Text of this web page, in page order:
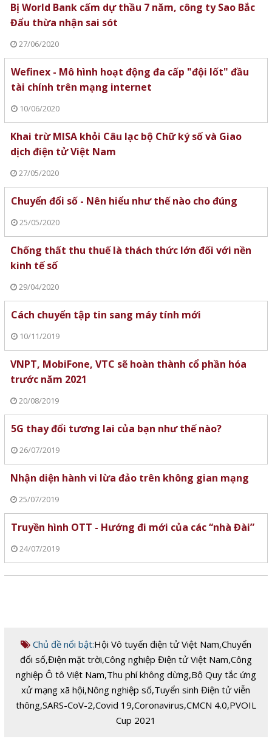
Bị World Bank cấm dự thầu 7 năm, công ty Sao Bắc
Đẩu thừa nhận sai sót
27/06/2020
Wefinex - Mô hình hoạt động đa cấp "đội lốt" đầu
tài chính trên mạng internet
10/06/2020
Khai trừ MISA khỏi Câu lạc bộ Chữ ký số và Giao
dịch điện tử Việt Nam
27/05/2020
Chuyển đổi số - Nên hiểu như thế nào cho đúng
25/05/2020
Chống thất thu thuế là thách thức lớn đối với nền
kinh tế số
29/04/2020
Cách chuyển tập tin sang máy tính mới
10/11/2019
VNPT, MobiFone, VTC sẽ hoàn thành cổ phần hóa
trước năm 2021
20/08/2019
5G thay đổi tương lai của bạn như thế nào?
26/07/2019
Nhận diện hành vi lừa đảo trên không gian mạng
25/07/2019
Truyền hình OTT - Hướng đi mới của các “nhà Đài”
24/07/2019
Chủ đề nổi bật:Hội Vô tuyến điện tử Việt Nam,Chuyển
đổi số,Điện mặt trời,Công nghiệp Điện tử Việt Nam,Công
nghiệp Ô tô Việt Nam,Thu phí không dừng,Bộ Quy tắc ứng
xử mạng xã hội,Nông nghiệp số,Tuyển sinh Điện tử viễn
thông,SARS-CoV-2,Covid 19,Coronavirus,CMCN 4.0,PVOIL
Cup 2021